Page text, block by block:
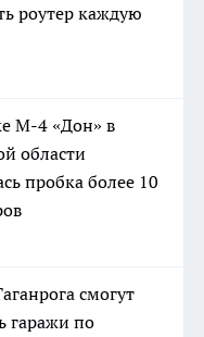
роутер каждую
М-4 «Дон» в
области
пробка более 10
смогут
гаражи по